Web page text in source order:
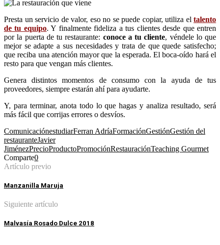
Presta un servicio de valor, eso no se puede copiar, utiliza el talento
de tu equipo. Y finalmente fideliza a tus clientes desde que entren
por la puerta de tu restaurante: conoce a tu cliente, véndele lo que
mejor se adapte a sus necesidades y trata de que quede satisfecho;
que reciba una atención mayor que la esperada. El boca-oído hará el
resto para que vengan más clientes.
Genera distintos momentos de consumo con la ayuda de tus
proveedores, siempre estarán ahí para ayudarte.
Y, para terminar, anota todo lo que hagas y analiza resultado, será
más fácil que corrijas errores o desvíos.
ComunicaciónestudiarFerran AdríaFormaciónGestiónGestión del
restauranteJavier
JiménezPrecioProductoPromociónRestauraciónTeaching Gourmet
Comparte0
Artículo previo
Manzanilla Maruja
Siguiente artículo
Malvasía Rosado Dulce 2018